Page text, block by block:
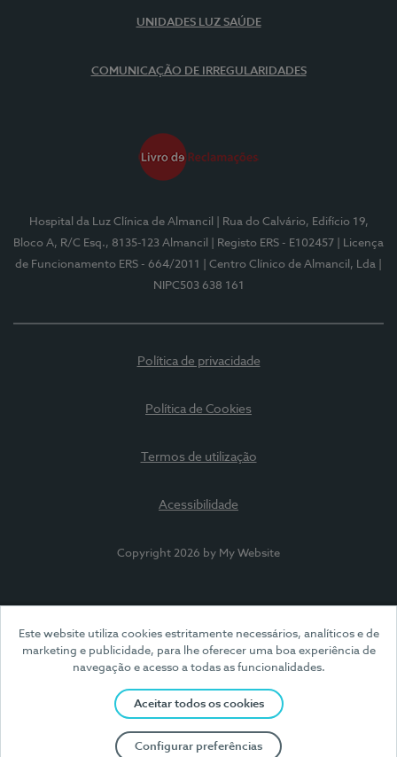
Este website utiliza cookies estritamente necessários, analíticos e de
marketing e publicidade, para lhe oferecer uma boa experiência de
navegação e acesso a todas as funcionalidades.
Aceitar todos os cookies
Configurar preferências
UNIDADES LUZ SAÚDE
COMUNICAÇÃO DE IRREGULARIDADES
Hospital da Luz Clínica de Almancil
| Rua do Calvário, Edifício 19,
Bloco A, R/C Esq., 8135-123 Almancil
| Registo ERS - E102457
| Licença
de Funcionamento ERS - 664/2011
| Centro Clínico de Almancil, Lda
NIPC503 638 161
Política de privacidade
Política de Cookies
Termos de utilização
Acessibilidade
Copyright 2026 by My Website